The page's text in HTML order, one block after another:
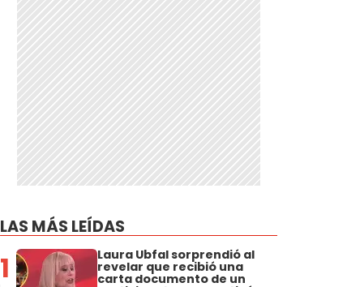
LAS MÁS LEÍDAS
1 Laura Ubfal sorprendió al
revelar que recibió una
carta documento de un